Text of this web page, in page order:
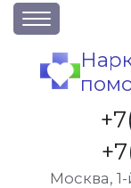
О клинике
Акции
Вакансии
Лицензии
Статьи
Москва,